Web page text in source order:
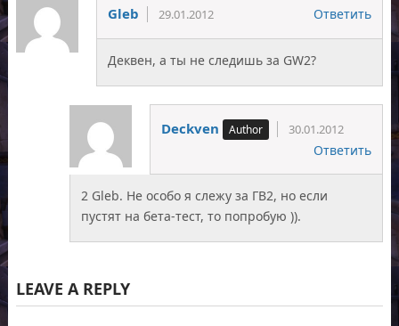
Gleb 29.01.2012 Ответить
Деквен, а ты не следишь за GW2?
Deckven 30.01.2012
Ответить
2 Gleb. Не особо я слежу за ГВ2, но если
пустят на бета-тест, то попробую )).
LEAVE A REPLY